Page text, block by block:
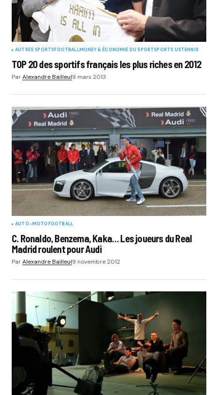
AUTRES SPORTSFOOTBALLMONEY & ÉCONOMIE DU SPORTSPORTS USTENNIS
TOP 20 des sportifs français les plus riches en 2012
ParAlexandre Bailleul9 mars 2013
AUTO-MOTOFOOTBALL
C. Ronaldo, Benzema, Kaka… Les joueurs du Real
Madrid roulent pour Audi
ParAlexandre Bailleul9 novembre 2012